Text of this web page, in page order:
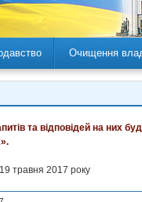
Очищення
та відповідей на
19 травня 2017 року